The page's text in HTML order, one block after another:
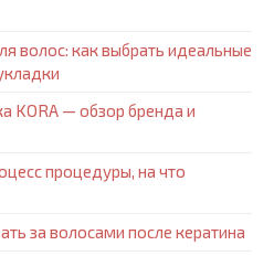
волос: как выбрать идеальные
KORA — обзор бренда и
процедуры, на что
за волосами после кератина